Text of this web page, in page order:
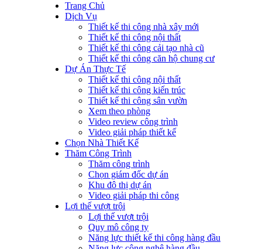
Trang Chủ
Dịch Vụ
Thiết kế thi công nhà xây mới
Thiết kế thi công nội thất
Thiết kế thi công cải tạo nhà cũ
Thiết kế thi công căn hộ chung cư
Dự Án Thực Tế
Thiết kế thi công nội thất
Thiết kế thi công kiến trúc
Thiết kế thi công sân vườn
Xem theo phòng
Video review công trình
Video giải pháp thiết kế
Chọn Nhà Thiết Kế
Thăm Công Trình
Thăm công trình
Chọn giám đốc dự án
Khu đô thị dự án
Video giải pháp thi công
Lợi thế vượt trội
Lợi thế vượt trội
Quy mô công ty
Năng lực thiết kế thi công hàng đầu